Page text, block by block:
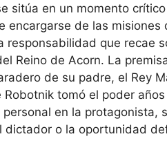
sitúa en un momento
encargarse de las
responsabilidad que recae
Reino de Acorn. La
de su padre, el Rey
Robotnik tomó el poder
personal en la protagonista,
dictador o la oportunidad